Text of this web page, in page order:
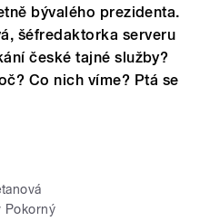
bývalého prezidenta.
šéfredaktorka serveru
české tajné služby?
Co nich víme? Ptá se
Pokorný